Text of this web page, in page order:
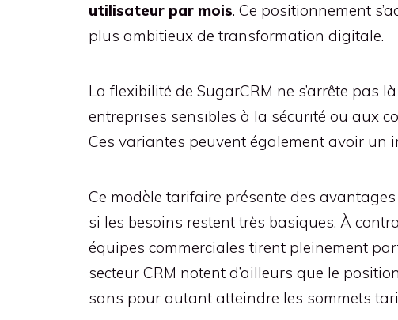
utilisateur par mois. Ce positionnement
plus ambitieux de transformation digitale.
La flexibilité de SugarCRM ne s’arrête
entreprises sensibles à la sécurité ou aux
Ces variantes peuvent également avoir un
Ce modèle tarifaire présente des
si les besoins restent très basiques. À
équipes commerciales tirent pleinement
secteur CRM notent d’ailleurs que le
sans pour autant atteindre les sommets